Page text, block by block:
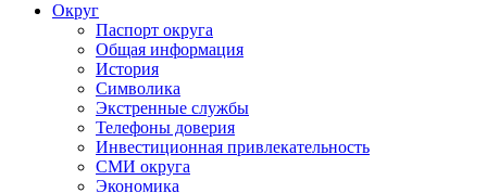
Округ
Паспорт округа
Общая информация
История
Символика
Экстренные службы
Телефоны доверия
Инвестиционная привлекательность
СМИ округа
Экономика